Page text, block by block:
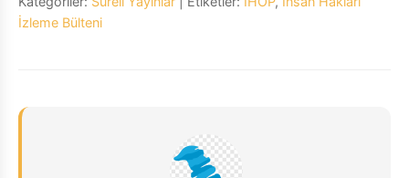
İzleme Bülteni